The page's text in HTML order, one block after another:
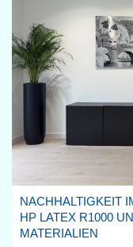
NACHHALTIGKEIT
HP LATEX R1000
MATERIALIEN